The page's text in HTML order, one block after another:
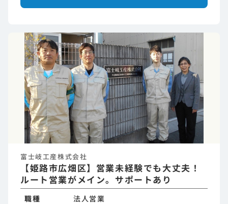
富士岐工産株式会社
【姫路市広畑区】営業未経験でも大丈夫！
ルート営業がメイン。サポートあり
職種
法人営業